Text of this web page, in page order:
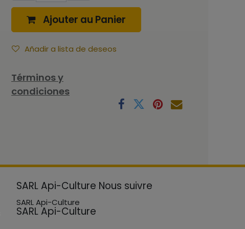
Ajouter au Panier
Añadir a lista de deseos
Términos y
condiciones
SARL Api-Culture Nous suivre
SARL Api-Culture
SARL Api-Culture